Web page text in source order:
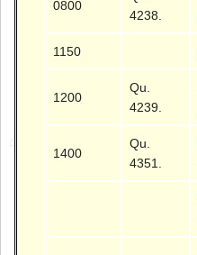
0800
4238.
1150
1200
Qu.
4239.
1400
Qu.
4351.